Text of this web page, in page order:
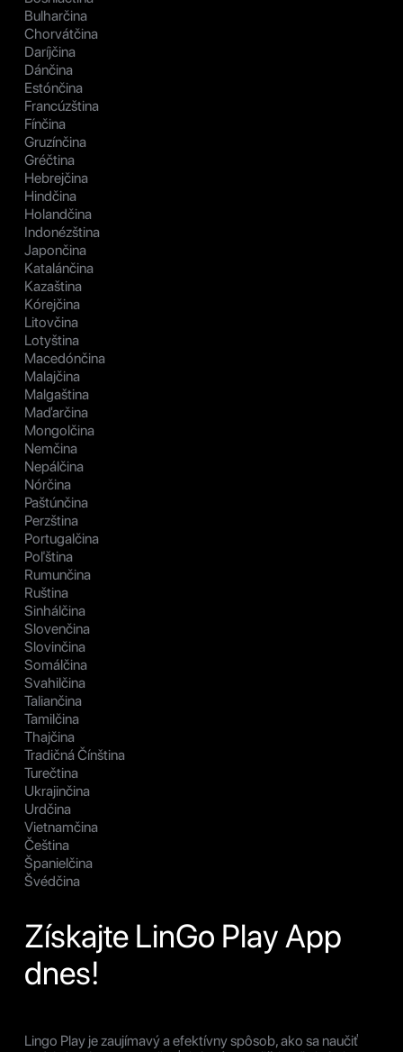
Bulharčina
Chorvátčina
Daríjčina
Dánčina
Estónčina
Francúzština
Fínčina
Gruzínčina
Gréčtina
Hebrejčina
Hindčina
Holandčina
Indonézština
Japončina
Katalánčina
Kazaština
Kórejčina
Litovčina
Lotyština
Macedónčina
Malajčina
Malgaština
Maďarčina
Mongolčina
Nemčina
Nepálčina
Nórčina
Paštúnčina
Perzština
Portugalčina
Poľština
Rumunčina
Ruština
Sinhálčina
Slovenčina
Slovinčina
Somálčina
Svahilčina
Taliančina
Tamilčina
Thajčina
Tradičná Čínština
Turečtina
Ukrajinčina
Urdčina
Vietnamčina
Čeština
Španielčina
Švédčina
Získajte LinGo Play App
dnes!
Lingo Play je zaujímavý a efektívny spôsob, ako sa naučiť